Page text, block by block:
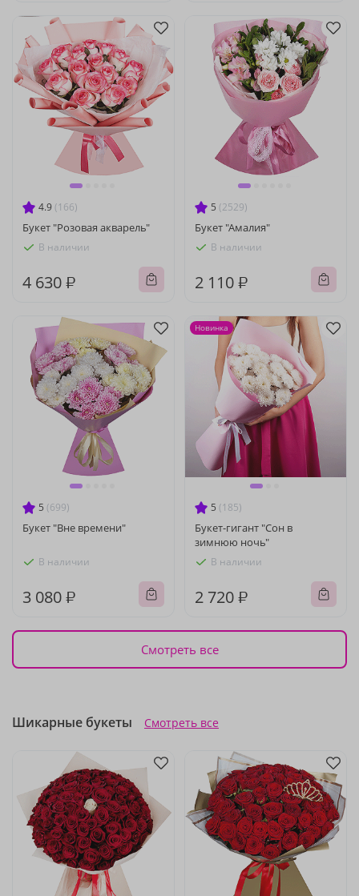
4.9 (166)
Букет "Розовая акварель"
В наличии
4 630 ₽
5 (2529)
Букет "Амалия"
В наличии
2 110 ₽
5 (699)
Букет "Вне времени"
В наличии
3 080 ₽
5 (185)
Букет-гигант "Сон в
зимнюю ночь"
В наличии
2 720 ₽
Новинка
Смотреть все
Шикарные букеты Смотреть все